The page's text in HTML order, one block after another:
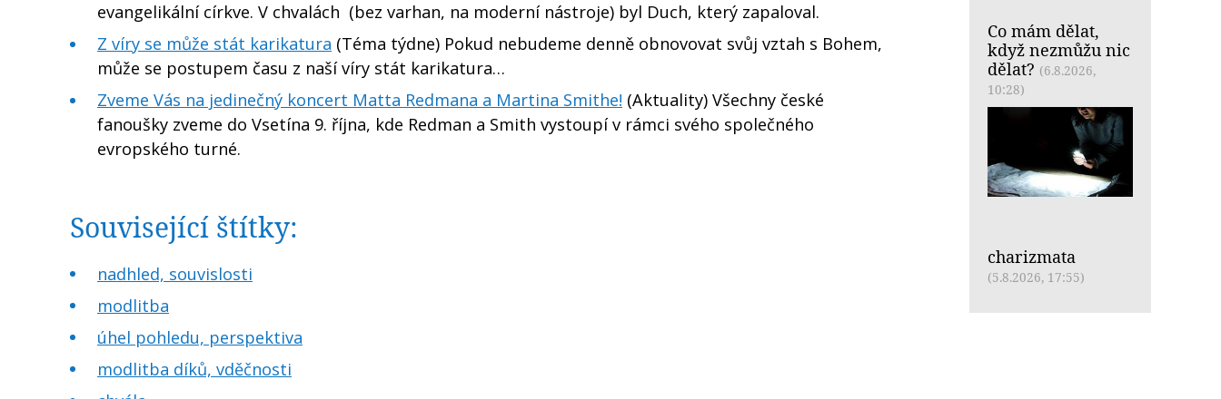
evangelikální církve. V chvalách (bez varhan, na moderní nástroje) byl Duch, který zapaloval.
Z víry se může stát karikatura (Téma týdne) Pokud nebudeme denně obnovovat svůj vztah s Bohem,
může se postupem času z naší víry stát karikatura…
Zveme Vás na jedinečný koncert Matta Redmana a Martina Smithe! (Aktuality) Všechny české
fanoušky zveme do Vsetína 9. října, kde Redman a Smith vystoupí v rámci svého společného
evropského turné.
Související štítky:
nadhled, souvislosti
modlitba
úhel pohledu, perspektiva
modlitba díků, vděčnosti
Co mám dělat,
když nezmůžu nic
dělat? (6.8.2026,
10:28)
charizmata
(5.8.2026, 17:55)